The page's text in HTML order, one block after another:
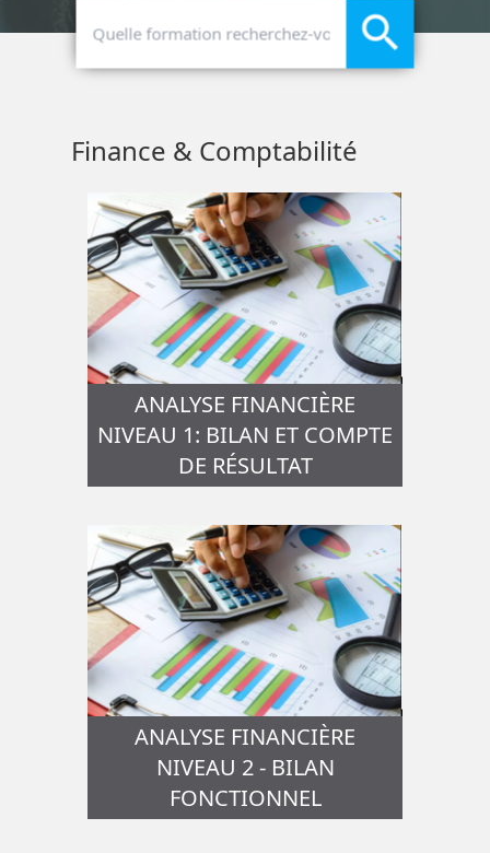
search
Finance & Comptabilité
ANALYSE FINANCIÈRE
NIVEAU 1: BILAN ET COMPTE
DE RÉSULTAT
ANALYSE FINANCIÈRE
NIVEAU 2 - BILAN
FONCTIONNEL